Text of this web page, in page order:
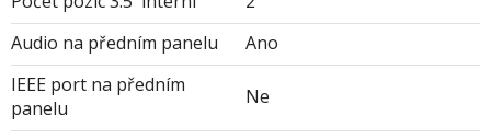
Audio na předním panelu
Ano
IEEE port na předním
panelu
Ne